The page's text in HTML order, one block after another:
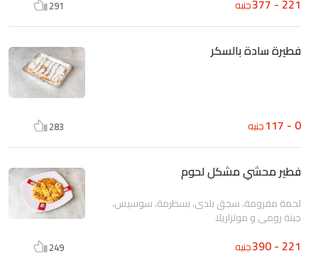
جنيه 291
فطيرة سادة بالسكر
0 - 117 جنيه 283
فطير محشي مشكل لحوم
لحمة مفرومة، سجق بلدى، بسطرمة، سوسيس،
جبنة رومى و موتزاريلا
221 - 390 جنيه 249